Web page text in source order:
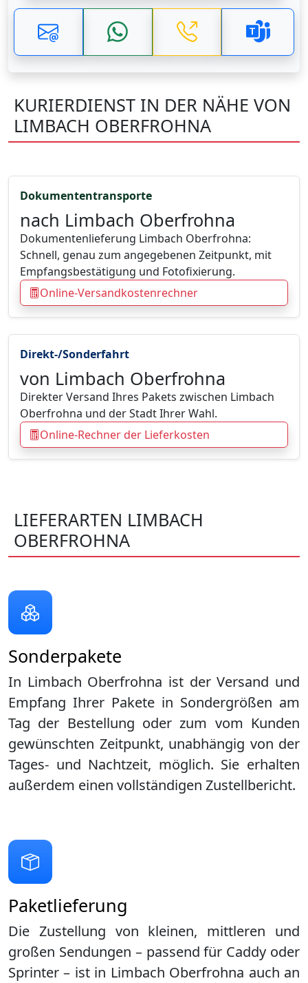
KURIERDIENST IN DER NÄHE VON
LIMBACH OBERFROHNA
Direkt-/Sonderfahrt
von Limbach Oberfrohna
Direkter Versand Ihres Pakets zwischen Limbach
Oberfrohna und der Stadt Ihrer Wahl.
Online-Rechner der Lieferkosten
Dokumententransporte
nach Limbach Oberfrohna
Dokumentenlieferung Limbach Oberfrohna:
Schnell, genau zum angegebenen Zeitpunkt, mit
Empfangsbestätigung und Fotofixierung.
Online-Versandkostenrechner
LIEFERARTEN LIMBACH
OBERFROHNA
Paketlieferung
Die Zustellung von kleinen, mittleren und
großen Sendungen – passend für Caddy oder
Sprinter – ist in Limbach Oberfrohna auch an
Sonderpakete
In Limbach Oberfrohna ist der Versand und
Empfang Ihrer Pakete in Sondergrößen am
Tag der Bestellung oder zum vom Kunden
gewünschten Zeitpunkt, unabhängig von der
Tages- und Nachtzeit, möglich. Sie erhalten
außerdem einen vollständigen Zustellbericht.